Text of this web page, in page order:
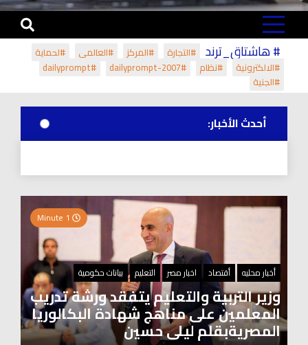
# هاشتاق_ترند #التجارة #المركز #العالمي
#لحماية
#الالكترونية
#نظام #dailyprompt-2007
#dailyprompt
#الجنية
أحدث الأخبار:
أخبار محليه أقتصاد اخبار مصر التعليم بيانات حكومية
وزير التربية والتعليم يتفقد ورشة تدريب
المعلمين على مناهج شهادة البكالوريا
المصريةبقلم ليلى حسين